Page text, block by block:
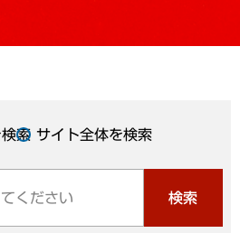
索 サイト全体を検索
検索